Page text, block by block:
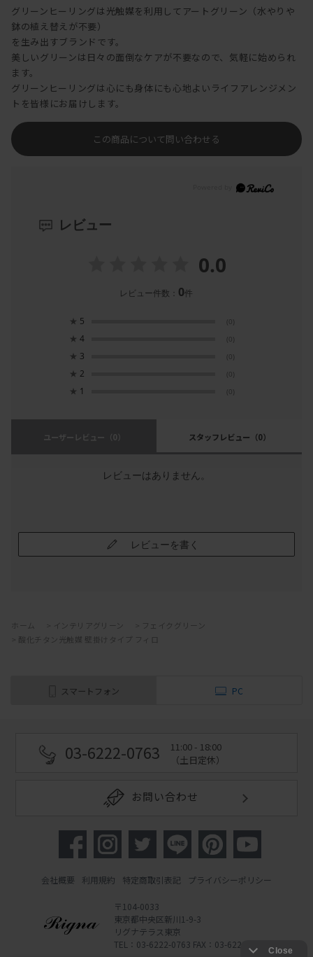
この商品について問い合わせる
グリーンヒーリングは光触媒を利用してアートグリーン（水やりや
鉢の植え替えが不要）
を生み出すブランドです。
美しいグリーンは日々の面倒なケアが不要なので、気軽に始められ
ます。
グリーンヒーリングは心にも身体にも心地よいライフアレンジメン
トを皆様にお届けします。
レビュー
0.0
レビュー件数： 0件
★ 5 (0)
★ 4 (0)
★ 3 (0)
★ 2 (0)
★ 1 (0)
ユーザーレビュー （0） スタッフレビュー （0）
レビューはありません。
レビューを書く
ホーム インテリアグリーン
フェイクグリーン
酸化チタン光触媒 壁掛けタイプ フィロ
スマートフォン PC
03-6222-0763
11:00 - 18:00
（土日定休）
お問い合わせ
会社概要 利用規約 特定商取引表記 プライバシーポリシー
〒104-0033
東京都中央区新川1-9-3
リグナテラス東京
TEL：03-6222-0763 FAX：03-6222-0762